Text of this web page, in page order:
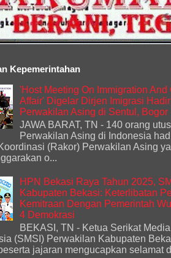
Kepemerintahan
'Host Meeting On Immigration And
Affair' Digelar Dirjen Imigrasi
Perwakilan Asing di Sentul, Bogor
JAWA BARAT, TN - 140 orang
Perwakilan Asing di Indonesia
(Rakor) Perwakilan Asing
o...
HPN Bekasi Raya Tahun 2025,
Kabupaten Bekasi: Keterlibatan
Kemitraan Dengan Pemerintah
4 Demokrasi
BEKASI, TN - Ketua Serikat
(SMSI) Perwakilan Kabupaten
jajaran mengucapkan selamat